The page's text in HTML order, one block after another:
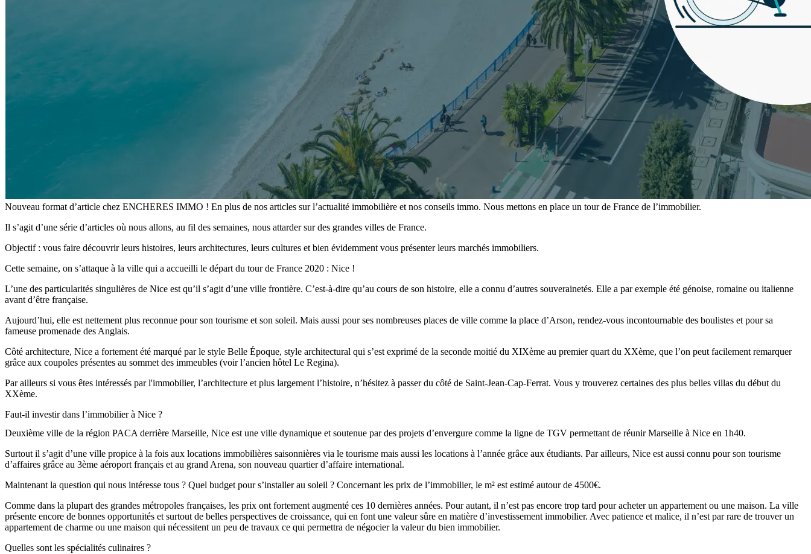
Nouveau format d’article chez ENCHERES IMMO ! En plus de nos articles sur l’actualité immobilière et nos conseils immo. Nous mettons en place un tour de France de l’immobilier.
Il s’agit d’une série d’articles où nous allons, au fil des semaines, nous attarder sur des grandes villes de France.
Objectif : vous faire découvrir leurs histoires, leurs architectures, leurs cultures et bien évidemment vous présenter leurs marchés immobiliers.
Cette semaine, on s’attaque à la ville qui a accueilli le départ du tour de France 2020 : Nice !
L’une des particularités singulières de Nice est qu’il s’agit d’une ville frontière. C’est-à-dire qu’au cours de son histoire, elle a connu d’autres souverainetés. Elle a par exemple été génoise, romaine ou italienne
avant d’être française.
Aujourd’hui, elle est nettement plus reconnue pour son tourisme et son soleil. Mais aussi pour ses nombreuses places de ville comme la place d’Arson, rendez-vous incontournable des boulistes et pour sa
fameuse promenade des Anglais.
Côté architecture, Nice a fortement été marqué par le style Belle Époque, style architectural qui s’est exprimé de la seconde moitié du XIXème au premier quart du XXème, que l’on peut facilement remarquer
grâce aux coupoles présentes au sommet des immeubles (voir l’ancien hôtel Le Regina).
Par ailleurs si vous êtes intéressés par l'immobilier, l’architecture et plus largement l’histoire, n’hésitez à passer du côté de Saint-Jean-Cap-Ferrat. Vous y trouverez certaines des plus belles villas du début du
XXème.
Faut-il investir dans l’immobilier à Nice ?
Deuxième ville de la région PACA derrière Marseille, Nice est une ville dynamique et soutenue par des projets d’envergure comme la ligne de TGV permettant de réunir Marseille à Nice en 1h40.
Surtout il s’agit d’une ville propice à la fois aux locations immobilières saisonnières via le tourisme mais aussi les locations à l’année grâce aux étudiants. Par ailleurs, Nice est aussi connu pour son tourisme
d’affaires grâce au 3ème aéroport français et au grand Arena, son nouveau quartier d’affaire international.
Maintenant la question qui nous intéresse tous ? Quel budget pour s’installer au soleil ? Concernant les prix de l’immobilier, le m² est estimé autour de 4500€.
Comme dans la plupart des grandes métropoles françaises, les prix ont fortement augmenté ces 10 dernières années. Pour autant, il n’est pas encore trop tard pour acheter un appartement ou une maison. La ville
présente encore de bonnes opportunités et surtout de belles perspectives de croissance, qui en font une valeur sûre en matière d’investissement immobilier. Avec patience et malice, il n’est par rare de trouver un
appartement de charme ou une maison qui nécessitent un peu de travaux ce qui permettra de négocier la valeur du bien immobilier.
Quelles sont les spécialités culinaires ?